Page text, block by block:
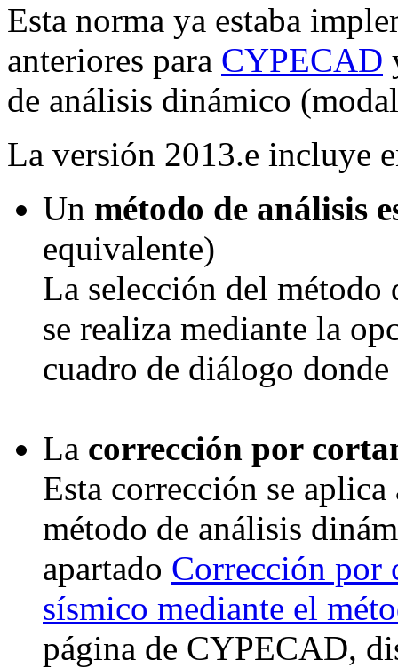
Esta norma ya estaba
anteriores para CYPECAD
de análisis dinámico
La versión 2013.e incluye
Un método de análisis
equivalente)
La selección del
se realiza mediante la
cuadro de diálogo
La corrección por
Esta corrección se
método de análisis
apartado Corrección por
sísmico mediante el
página de CYPECAD,